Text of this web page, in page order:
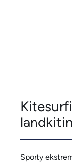
pomysł
Sporty